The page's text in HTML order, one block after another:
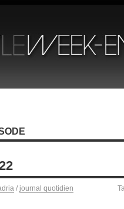
/ journal quotidien